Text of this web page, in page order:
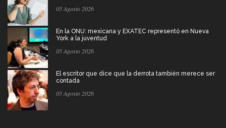
05 Agosto 2026
En la ONU: mexicana y EXATEC representó en Nueva
York a la juventud
05 Agosto 2026
El escritor que dice que la derrota también merece ser
contada
05 Agosto 2026